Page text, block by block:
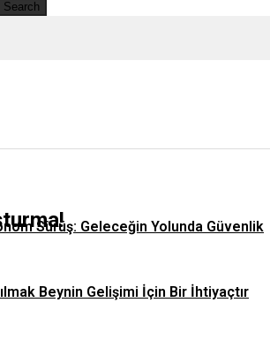
Sürüş: Geleceğin Yolunda Güvenlik
Beynin Gelişimi İçin Bir İhtiyaçtır